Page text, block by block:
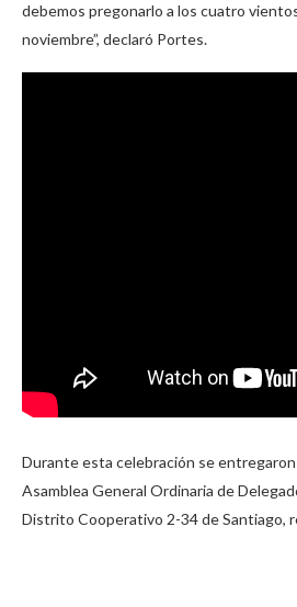
debemos pregonarlo a los cuatro
noviembre”, declaró Portes.
Durante esta celebración se
Asamblea General Ordinaria de
Distrito Cooperativo 2-34 de Santiago,